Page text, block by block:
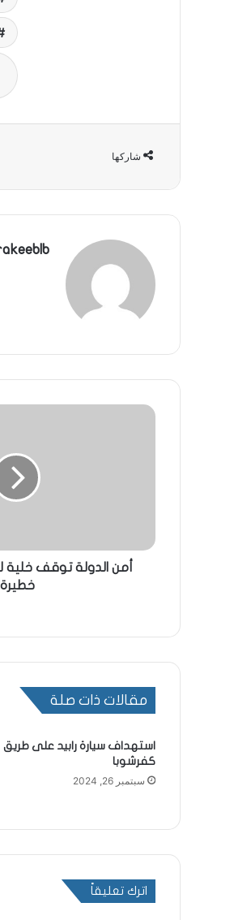
شاركها
أمن الدولة توقف خلية
مقالات ذات صلة
استهداف سيارة رابيد على طريق
كفرشوبا
سبتمبر 26, 2024
اترك تعليقاً